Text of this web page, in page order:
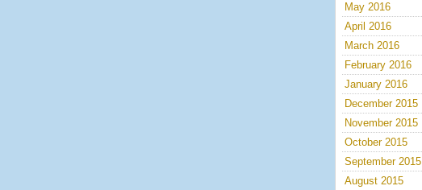
May 2016
April 2016
March 2016
February 2016
January 2016
December 2015
November 2015
October 2015
September 2015
August 2015